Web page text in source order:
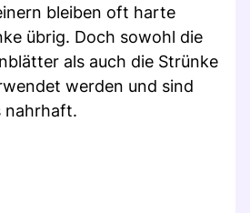
bleiben oft harte
übrig. Doch sowohl die
als auch die Strünke
werden und sind
nahrhaft.